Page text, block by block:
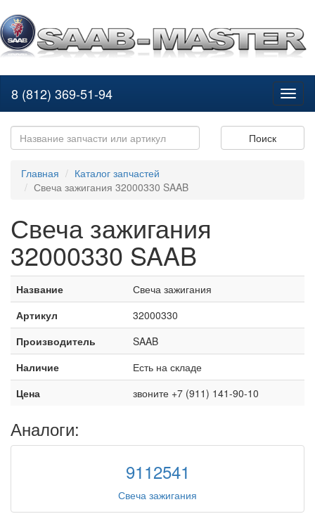
8 (812) 369-51-94
Поиск
Главная
Каталог запчастей
Свеча зажигания 32000330 SAAB
Свеча зажигания
32000330 SAAB
Название
Свеча зажигания
Артикул
32000330
Производитель
SAAB
Наличие
Есть на складе
Цена
звоните +7 (911) 141-90-10
Аналоги:
9112541
Свеча зажигания